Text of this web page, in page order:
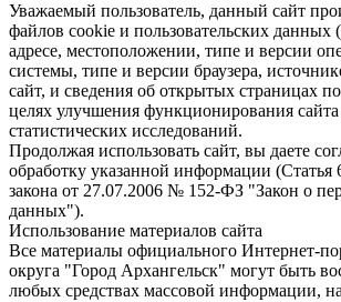
Уважаемый пользователь, данный сайт
файлов cookie и пользовательских
адресе, местоположении, типе и версии
системы, типе и версии браузера,
сайт, и сведения об открытых страницах
целях улучшения функционирования
статистических исследований.
Продолжая использовать сайт, вы даете
обработку указанной информации (Статья
закона от 27.07.2006 № 152-ФЗ "Закон о
данных").
Использование материалов сайта
Все материалы официального Интернет-
округа "Город Архангельск" могут быть
любых средствах массовой информации, на